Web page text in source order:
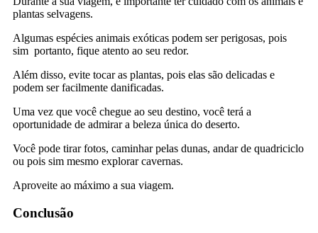
plantas selvagens.
Algumas espécies animais exóticas podem serperigosas, pois
sim portanto, fique atento ao seu redor.
Além disso, evite tocaras plantas, pois elas são delicadas e
podem serfacilmente danificadas.
Uma vez que você chegue ao seu destino, você terá a
oportunidade de admirara beleza única do deserto.
Você pode tirarfotos, caminharpelas dunas, andarde quadriciclo
ou pois sim mesmo explorarcavernas.
Aproveite ao máximo a sua viagem.
Conclusão